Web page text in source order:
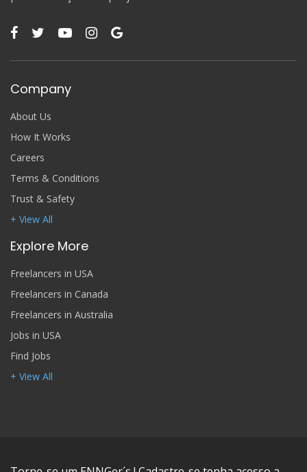
Company
About Us
How It Works
Careers
Terms & Conditions
Trust & Safety
+ View All
Explore More
Freelancers in USA
Freelancers in Canada
Freelancers in Australia
Jobs in USA
Find Jobs
+ View All